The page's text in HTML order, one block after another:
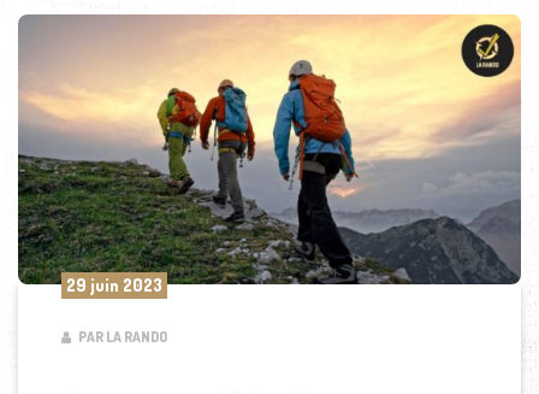
29 juin 2023
PAR LA RANDO